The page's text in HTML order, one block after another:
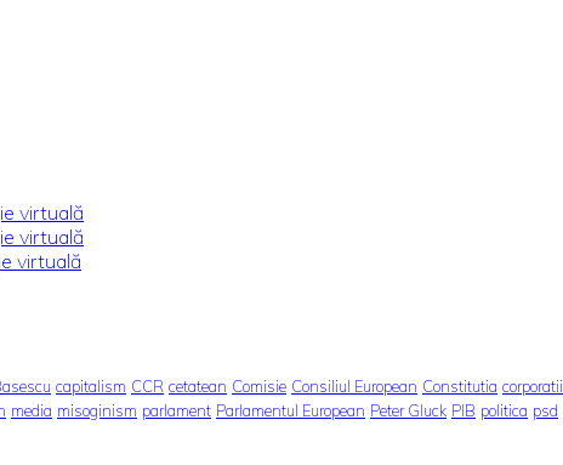
virtuală
virtuală
virtuală
capitalism CCR cetatean Comisie Consiliul European Constitutia corporatii
media misoginism parlament Parlamentul European Peter Gluck PIB politica psd